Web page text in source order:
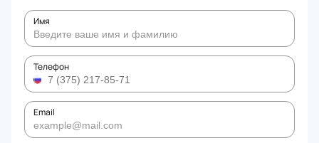
Имя
Телефон
Email